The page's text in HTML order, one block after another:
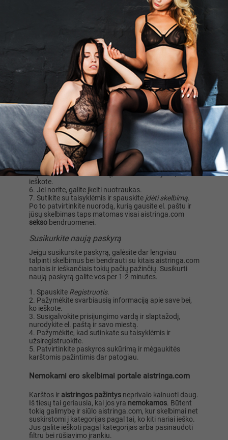
užsiregistruoti platformoje. Apžvelkime, kaip tai
Nemokamai įdėkite naują skelbimą
– vienas svarbiausių
pažinčių
platformos aistringa.com, elementų. Patalpinti
skelbimą vos keliais paspaudimais gali visi norintys.
Spauskite Įdėti naują skelbimą
.
Pasirinkite jums aktualiausią erotinę kategoriją
(pvz., fetišas, eskortas, svingeriai, erotiniai masažai ar
Nurodykite svarbiausią informaciją apie save ir tai,
ko ieškote.
Palikite savo kontaktinę informaciją (SVARBU
paminėti, kad telefono numeris gali būti nerodomas
skelbime, kaip ir el. paštas, tačiau į pastarąjį jūs
gausite nuorodą skelbimui patvirtinti ar vėlesniam
redavaimui). Jeigu nenorite, kad su jumis susisiektų el.
paštu arba telefonu, palikite kitą kontaktinę info.
Įveskite skelbimo tekstą, kuriame nurodykite, ko
ieškote.
Jei norite, galite įkelti nuotraukas.
Sutikite su taisyklėmis ir spauskite įdėti skelbimą.
Po to patvirtinkite nuorodą, kurią gausite el. paštu ir
jūsų skelbimas taps matomas visai aistringa.com
seksobendruomenei.
Susikurkite naują paskyrą
Jeigu susikursite paskyrą, galėsite dar lengviau
talpinti skelbimus bei bendrauti su kitais aistringa.com
nariais ir ieškančiais tokių pačių pažinčių. Susikurti
naują paskyrą galite vos per 1-2 minutes.
Spauskite Registruotis.
Pažymėkite svarbiausią informaciją apie save bei,
ko ieškote.
Susigalvokite prisijungimo vardą ir slaptažodį,
nurodykite el. paštą ir savo miestą.
Pažymėkite, kad sutinkate su taisyklėmis ir
užsiregistruokite.
Patvirtinkite paskyros sukūrimą ir mėgaukitės
karštomis pažintimis dar patogiau.
Nemokami ero skelbimai portale aistringa.com
Karštos ir aistringos pažintysneprivalo kainuoti daug.
Iš tiesų tai geriausia, kai jos yra nemokamos. Būtent
tokią galimybę ir siūlo aistringa.com, kur skelbimai net
suskirstomi į kategorijas pagal tai, ko kiti nariai ieško.
Jūs galite ieškoti pagal kategorijas arba pasinaudoti
filtru bei rūšiavimo įrankiu.